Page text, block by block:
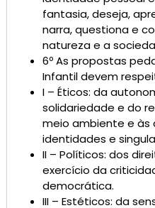
fantasia, deseja,
narra, questiona e
natureza e a
6º As propostas
Infantil devem
I – Éticos: da
solidariedade e do
meio ambiente e às
identidades e
II – Políticos: dos
exercício da
democrática.
III – Estéticos: da